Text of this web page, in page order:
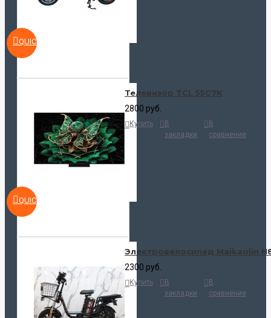
QUICKVIEW
QUICKVIEW
Телевизор TCL 55C7K
2800 руб.
Купить
В
закладки
В
сравнение
Электровелосипед Maikaolin
2300 руб.
Купить
В
закладки
В
сравнение